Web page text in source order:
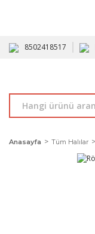
8502418517
Anasayfa Tüm Halılar